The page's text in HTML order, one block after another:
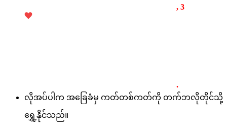
, 3
.
လိုအပ်ပါက အခြေခံမှ ကတ်တစ်ကတ်ကို တက်ဘလိုတိုင်သို့
ရွှေ့နိုင်သည်။